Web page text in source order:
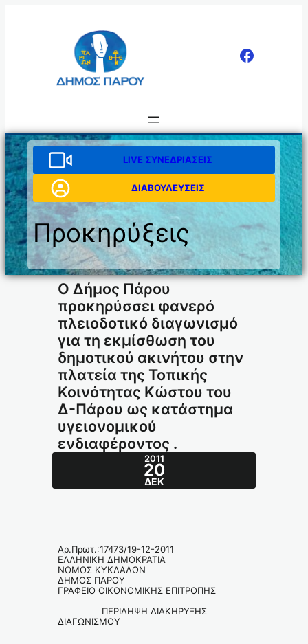
LIVE ΣΥΝΕΔΡΙΑΣΕΙΣ
ΔΙΑΒΟΥΛΕΥΣΕΙΣ
Προκηρύξεις
Ο Δήμος Πάρου
προκηρύσσει φανερό
πλειοδοτικό διαγωνισμό
για τη εκμίσθωση του
δημοτικού ακινήτου στην
πλατεία της Τοπικής
Κοινότητας Κώστου του
Δ-Πάρου ως κατάστημα
υγειονομικού
ενδιαφέροντος .
2011
20
ΔΕΚ
Αρ.Πρωτ.:17473/19-12-2011
ΕΛΛΗΝΙΚΗ ΔΗΜΟΚΡΑΤΙΑ
ΝΟΜΟΣ ΚΥΚΛΑΔΩΝ
ΔΗΜΟΣ ΠΑΡΟΥ
ΓΡΑΦΕΙΟ ΟΙΚΟΝΟΜΙΚΗΣ ΕΠΙΤΡΟΠΗΣ
ΠΕΡΙΛΗΨΗ ΔΙΑΚΗΡΥΞΗΣ
ΔΙΑΓΩΝΙΣΜΟΥ